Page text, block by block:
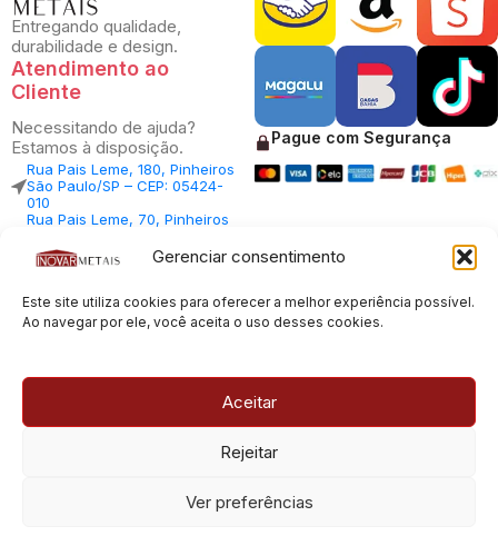
Gerenciar consentimento
Este site utiliza cookies para oferecer a melhor experiência possível.
Ao navegar por ele, você aceita o uso desses cookies.
Aceitar
Rejeitar
Ver preferências
Entregando qualidade,
durabilidade e design.
Atendimento ao
Cliente
Necessitando de ajuda?
Estamos à disposição.
Rua Pais Leme, 180, Pinheiros
São Paulo/SP – CEP: 05424-
010
Rua Pais Leme, 70, Pinheiros
010
Central Vendas: (11) 98812-
Central Atendimento: (11)
94535-7237
Pague com Segurança
© 2013 - 2026 |Inovar Metais| Todos os direitos reservados.
Desenvolvido porExperts Digitais
CNPJ: 23.100.120/0001-66